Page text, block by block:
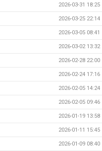
2026-03-31 18:25
2026-03-25 22:14
2026-03-05 08:41
2026-03-02 13:32
2026-02-28 22:00
2026-02-24 17:16
2026-02-05 14:24
2026-02-05 09:46
2026-01-19 13:58
2026-01-11 15:45
2026-01-09 08:40